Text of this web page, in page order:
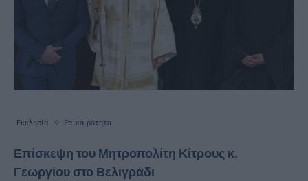
Εκκλησία Επικαιρότητα
Επίσκεψη του Μητροπολίτη Κίτρους κ.
Γεωργίου στο Βελιγράδι